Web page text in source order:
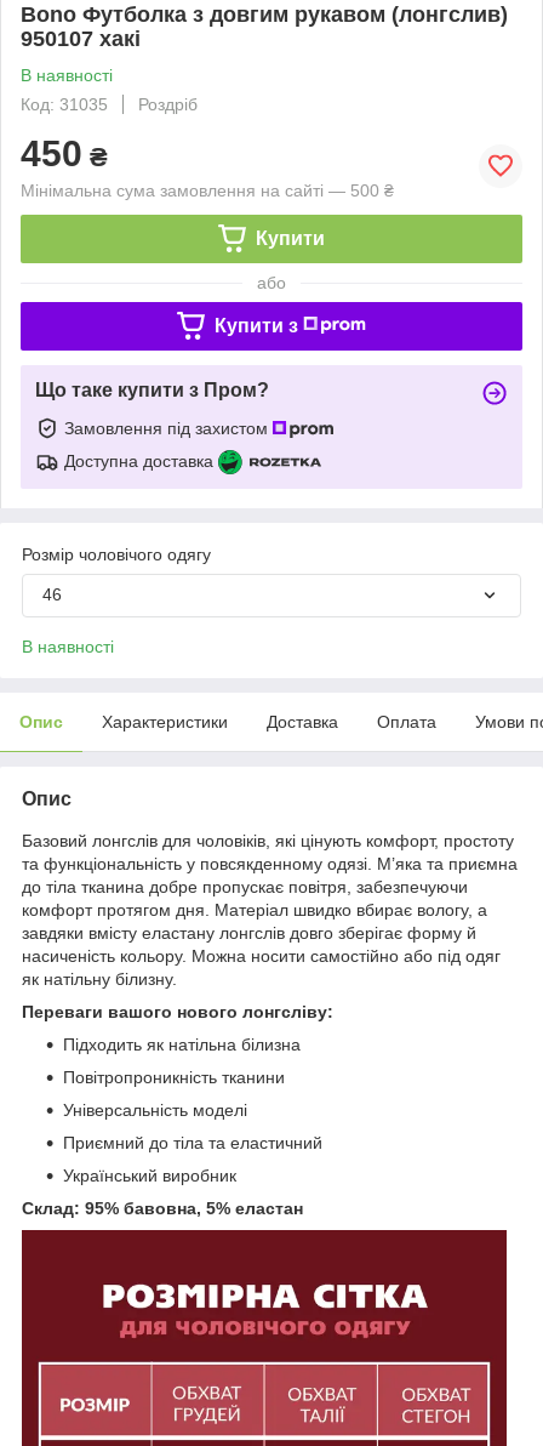
Bono Футболка з довгим рукавом (лонгслив)
950107 хакі
В наявності
Код: 31035
Роздріб
450 ₴
Мінімальна сума замовлення на сайті — 500 ₴
Купити
або
Купити з
Що таке купити з Пром?
Замовлення під захистом
Доступна доставка
Розмір чоловічого одягу
46
В наявності
Опис Характеристики Доставка Оплата Умови
Опис
Базовий лонгслів для чоловіків, які цінують комфорт, простоту
та функціональність у повсякденному одязі. М’яка та приємна
до тіла тканина добре пропускає повітря, забезпечуючи
комфорт протягом дня. Матеріал швидко вбирає вологу, а
завдяки вмісту еластану лонгслів довго зберігає форму й
насиченість кольору. Можна носити самостійно або під одяг
як натільну білизну.
Переваги вашого нового лонгсліву:
Підходить як натільна білизна
Повітропроникність тканини
Універсальність моделі
Приємний до тіла та еластичний
Український виробник
Склад: 95% бавовна, 5% еластан